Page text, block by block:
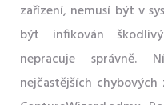
zařízení, nemusí být v
být infikován
nepracuje správně.
nejčastějších